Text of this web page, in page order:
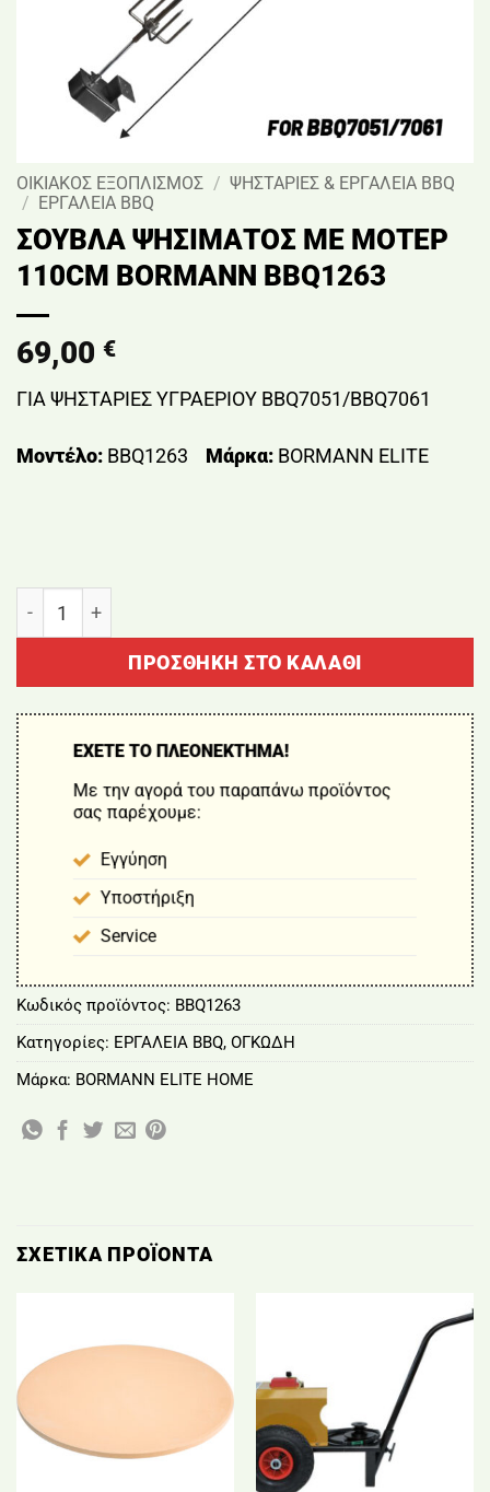
ΟΙΚΙΑΚΟΣ ΕΞΟΠΛΙΣΜΟΣ / ΨΗΣΤΑΡΙΕΣ & ΕΡΓΑΛΕΙΑ BBQ
/ ΕΡΓΑΛΕΙΑ BBQ
ΣΟΥΒΛΑ ΨΗΣΙΜΑΤΟΣ ΜΕ ΜΟΤΕΡ
110CM BORMANN BBQ1263
69,00 €
ΓΙΑ ΨΗΣΤΑΡΙΕΣ ΥΓΡΑΕΡΙΟΥ BBQ7051/BBQ7061
Μοντέλο: BBQ1263 Μάρκα: BORMANN ELITE
ΠΡΟΣΘΉΚΗ ΣΤΟ ΚΑΛΆΘΙ
ΕΧΕΤΕ ΤΟ ΠΛΕΟΝΕΚΤΗΜΑ!
Με την αγορά του παραπάνω προϊόντος
σας παρέχουμε:
Εγγύηση
Υποστήριξη
Service
Κωδικός προϊόντος: BBQ1263
Κατηγορίες: ΕΡΓΑΛΕΙΑ BBQ, ΟΓΚΩΔΗ
Μάρκα: BORMANN ELITE HOME
ΣΧΕΤΙΚΆ ΠΡΟΪΌΝΤΑ